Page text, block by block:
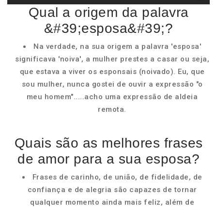
Qual a origem da palavra
&#39;esposa&#39;?
Na verdade, na sua origem a palavra 'esposa'
significava 'noiva', a mulher prestes a casar ou seja,
que estava a viver os esponsais (noivado). Eu, que
sou mulher, nunca gostei de ouvir a expressão "o
meu homem".....acho uma expressão de aldeia
remota.
Quais são as melhores frases
de amor para a sua esposa?
Frases de carinho, de união, de fidelidade, de
confiança e de alegria são capazes de tornar
qualquer momento ainda mais feliz, além de